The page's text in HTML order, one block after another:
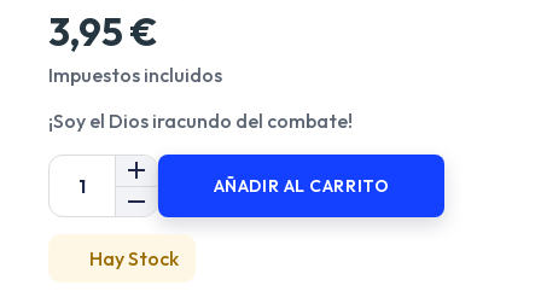
3,95 €
Impuestos incluidos
¡Soy el Dios iracundo del combate!
AÑADIR AL CARRITO
Hay Stock